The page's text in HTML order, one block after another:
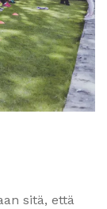
sitä, että